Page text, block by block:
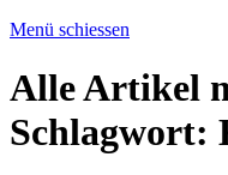
Menü schiessen
Alle Artikel
Schlagwort: